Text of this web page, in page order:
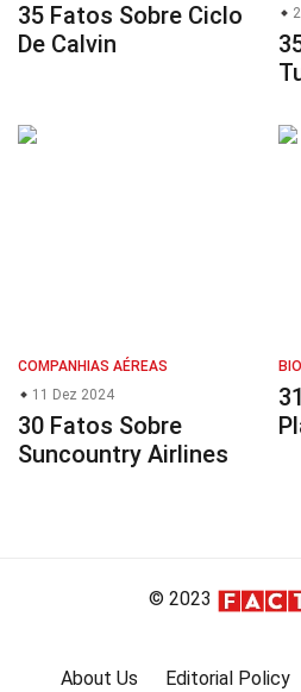
35 Fatos Sobre Ciclo
De Calvin
COMPANHIAS AÉREAS
11 Dez 2024
30 Fatos Sobre
Suncountry Airlines
© 2023
About Us Editorial Policy